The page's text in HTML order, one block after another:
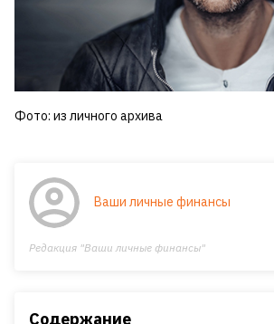
Фото: из личного архива
Ваши личные финансы
Редакция "Ваши личные финансы"
Содержание